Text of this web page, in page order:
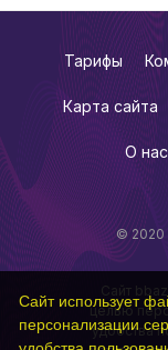
Сайт использует
персонализации
© 2020
Сайт
целью
удобства
Тарифы
Карта сайта
О